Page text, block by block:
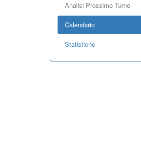
Analisi Prossimo Turno
Calendario
Statistiche